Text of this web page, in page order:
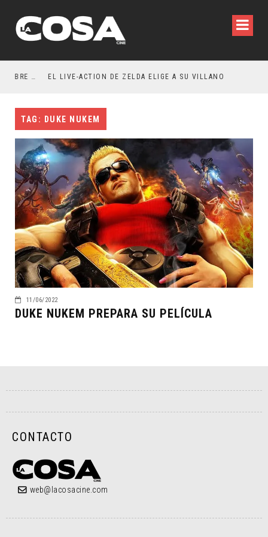
RESEÑA LA INVITACIÓN: OLIVIA WILDE REFLEXIONA SOBRE LA VIDA CONYUGAL EL LIVE-ACTION DE ZELDA ELIGE A SU VILLANO
TAG: DUKE NUKEM
11/06/2022
DUKE NUKEM PREPARA SU PELÍCULA
CONTACTO
web@lacosacine.com